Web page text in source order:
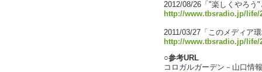
2012/08/26「"楽しくやろう
http://www.tbsradio.jp/life/
2011/03/27「このメディア
http://www.tbsradio.jp/life/
○参考URL
コロガルガーデン－山口情